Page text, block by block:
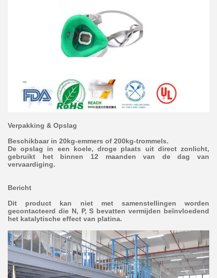
Verpakking & Opslag
Beschikbaar in 20kg-emmers of 200kg-trommels.
De opslag in een koele, droge plaats uit direct zonlicht,
gebruikt het binnen 12 maanden van de dag van
vervaardiging.
Bericht
Dit product kan niet met samenstellingen worden
gecontacteerd die N, P, S bevatten vermijden beïnvloedend
het katalytische effect van platina.